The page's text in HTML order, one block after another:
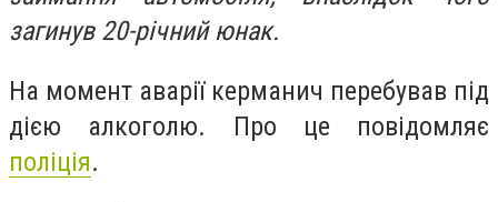
загинув 20-річний юнак.
На момент аварії керманич перебував під
дією алкоголю. Про це повідомляє
поліція.